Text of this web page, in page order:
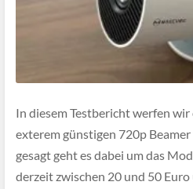
In diesem Testbericht werfen
exterem günstigen 720p
gesagt geht es dabei um das
derzeit zwischen 20 und 50